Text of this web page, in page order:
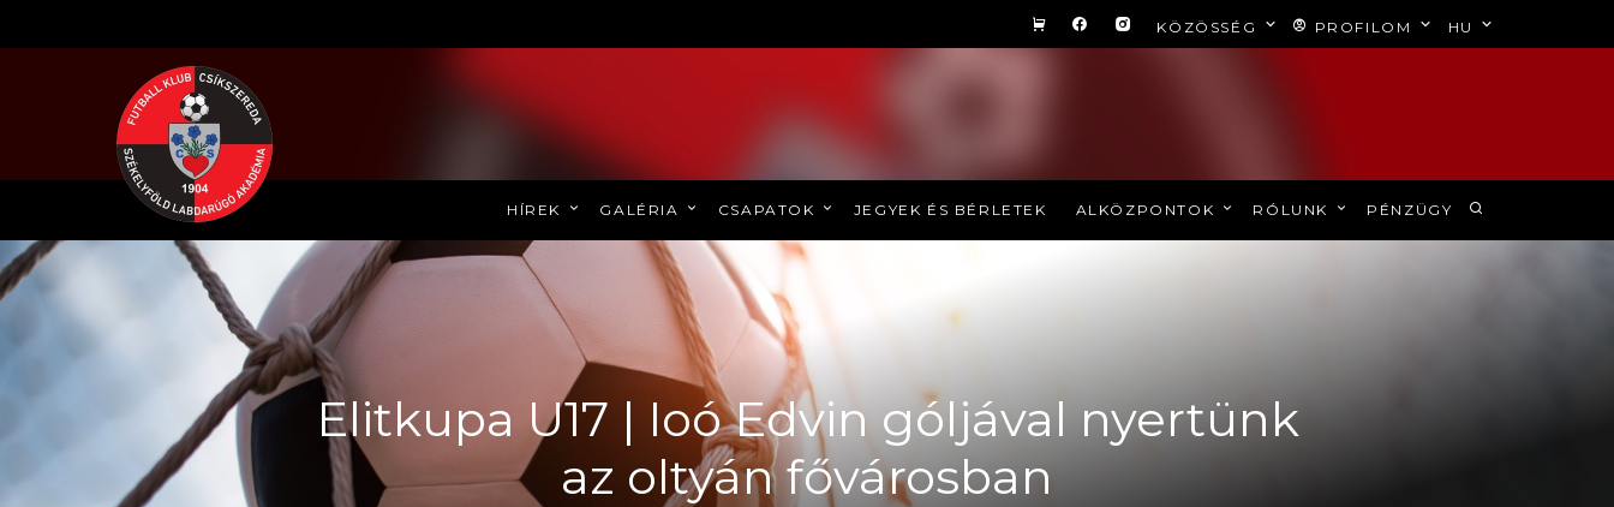
KÖZÖSSÉG PROFILOM HU
HÍREK GALÉRIA CSAPATOK JEGYEK ÉS BÉRLETEK ALKÖZPONTOK RÓLUNK PÉNZÜGY
Elitkupa U17 | Ioó Edvin góljával nyertünk
az oltyán fővárosban